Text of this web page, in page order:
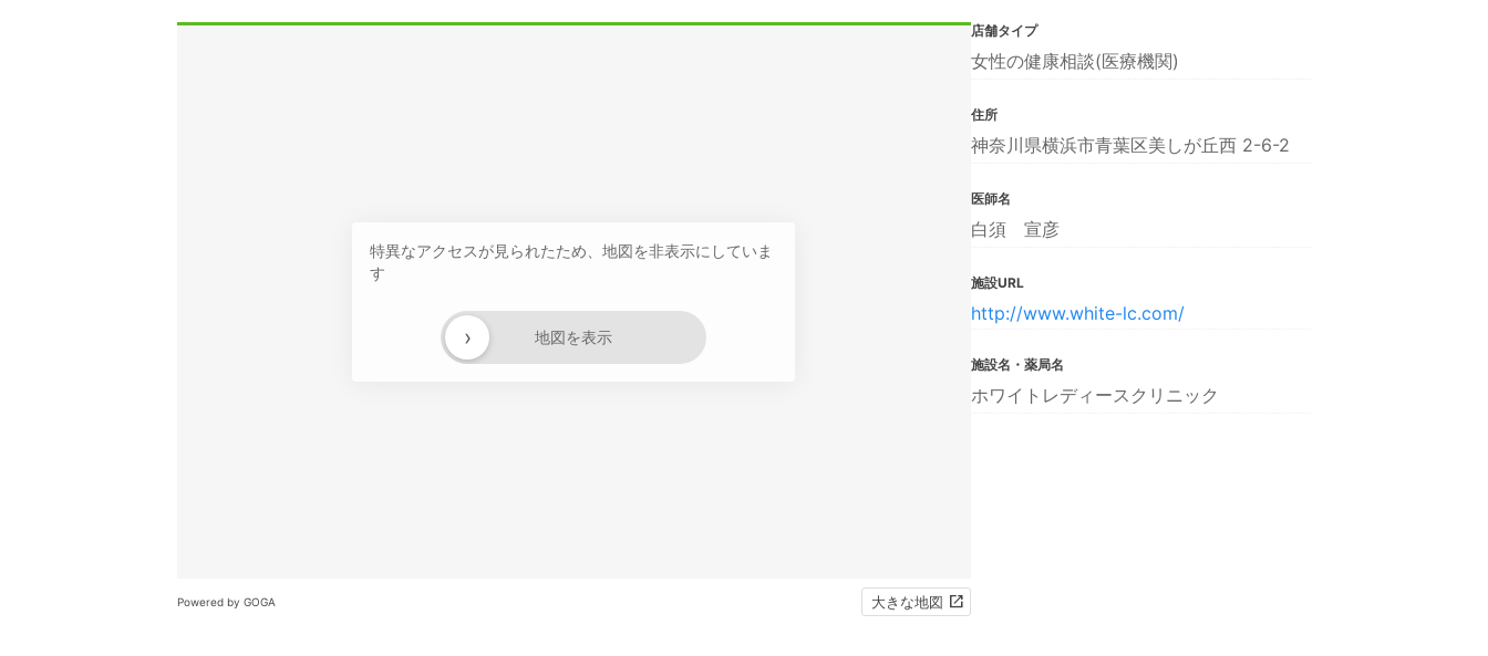
特異なアクセスが見られたため、地図を非表示にしていま
す
地図を表示
›
Powered by GOGA 大きな地図
店舗タイプ
女性の健康相談(医療機関)
住所
神奈川県横浜市青葉区美しが丘西 2-6-2
医師名
白須 宣彦
施設URL
http://www.white-lc.com/
施設名・薬局名
ホワイトレディースクリニック